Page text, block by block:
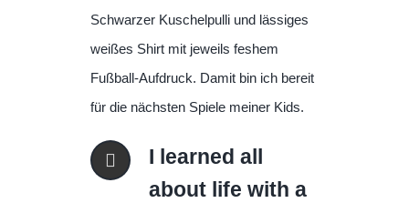
Schwarzer Kuschelpulli und lässiges
weißes Shirt mit jeweils feshem
Fußball-Aufdruck. Damit bin ich bereit
für die nächsten Spiele meiner Kids.
I learned all
about life with a